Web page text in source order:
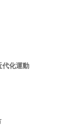
代化運動